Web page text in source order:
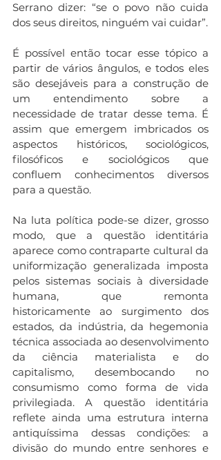
Serrano dizer: “se o povo não cuida
dos seus direitos, ninguém vai cuidar”.
É possível então tocar esse tópico a
partir de vários ângulos, e todos eles
são desejáveis para a construção de
um entendimento sobre a
necessidade de tratar desse tema. É
assim que emergem imbricados os
aspectos históricos, sociológicos,
filosóficos e sociológicos que
confluem conhecimentos diversos
para a questão.
Na luta política pode-se dizer, grosso
modo, que a questão identitária
aparece como contraparte cultural da
uniformização generalizada imposta
pelos sistemas sociais à diversidade
humana, que remonta
historicamente ao surgimento dos
estados, da indústria, da hegemonia
técnica associada ao desenvolvimento
da ciência materialista e do
capitalismo, desembocando no
consumismo como forma de vida
privilegiada. A questão identitária
reflete ainda uma estrutura interna
antiquíssima dessas condições: a
divisão do mundo entre senhores e